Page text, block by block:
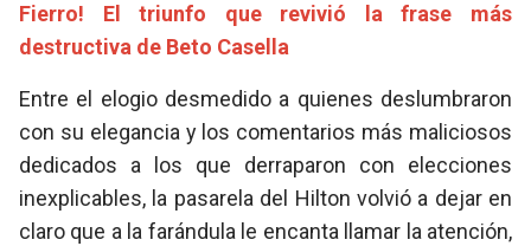
Fierro! El triunfo que revivió la frase más
destructiva de Beto Casella
Entre el elogio desmedido a quienes deslumbraron
con su elegancia y los comentarios más maliciosos
dedicados a los que derraparon con elecciones
inexplicables, la pasarela del Hilton volvió a dejar en
claro que a la farándula le encanta llamar la atención,